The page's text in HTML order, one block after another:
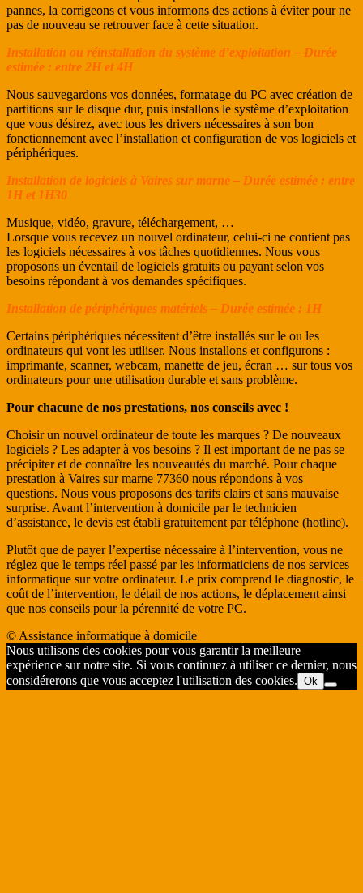
pannes, la corrigeons et vous informons des actions à éviter pour ne
pas de nouveau se retrouver face à cette situation.
Installation ou réinstallation du système d’exploitation – Durée
estimée : entre 2H et 4H
Nous sauvegardons vos données, formatage du PC avec création de
partitions sur le disque dur, puis installons le système d’exploitation
que vous désirez, avec tous les drivers nécessaires à son bon
fonctionnement avec l’installation et configuration de vos logiciels et
périphériques.
Installation de logiciels à Vaires sur marne – Durée estimée : entre
1H et 1H30
Musique, vidéo, gravure, téléchargement, …
Lorsque vous recevez un nouvel ordinateur, celui-ci ne contient pas
les logiciels nécessaires à vos tâches quotidiennes. Nous vous
proposons un éventail de logiciels gratuits ou payant selon vos
besoins répondant à vos demandes spécifiques.
Installation de périphériques matériels – Durée estimée : 1H
Certains périphériques nécessitent d’être installés sur le ou les
ordinateurs qui vont les utiliser. Nous installons et configurons :
imprimante, scanner, webcam, manette de jeu, écran … sur tous vos
ordinateurs pour une utilisation durable et sans problème.
Pour chacune de nos prestations, nos conseils avec !
Choisir un nouvel ordinateur de toute les marques ? De nouveaux
logiciels ? Les adapter à vos besoins ? Il est important de ne pas se
précipiter et de connaître les nouveautés du marché. Pour chaque
prestation à Vaires sur marne 77360 nous répondons à vos
questions. Nous vous proposons des tarifs clairs et sans mauvaise
surprise. Avant l’intervention à domicile par le technicien
d’assistance, le devis est établi gratuitement par téléphone (hotline).
Plutôt que de payer l’expertise nécessaire à l’intervention, vous ne
réglez que le temps réel passé par les informaticiens de nos services
informatique sur votre ordinateur. Le prix comprend le diagnostic, le
coût de l’intervention, le détail de nos actions, le déplacement ainsi
que nos conseils pour la pérennité de votre PC.
© Assistance informatique à domicile
Nous utilisons des cookies pour vous garantir la meilleure
expérience sur notre site. Si vous continuez à utiliser ce dernier, nous
considérerons que vous acceptez l'utilisation des cookies. Ok